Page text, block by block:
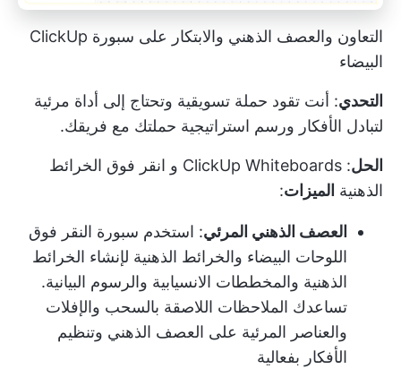
التعاون والعصف الذهني والابتكار على سبورة ClickUp
البيضاء
التحدي: أنت تقود حملة تسويقية وتحتاج إلى أداة مرئية
لتبادل الأفكار ورسم استراتيجية حملتك مع فريقك.
الحل:
ClickUp Whiteboards و انقر فوق الخرائط
الذهنية الميزات:
العصف الذهني المرئي: استخدم سبورة النقر فوق
اللوحات البيضاء والخرائط الذهنية لإنشاء الخرائط
الذهنية والمخططات الانسيابية والرسوم البيانية.
تساعدك الملاحظات اللاصقة بالسحب والإفلات
والعناصر المرئية على العصف الذهني وتنظيم
الأفكار بفعالية